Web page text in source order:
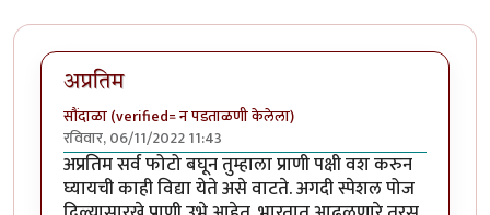
अप्रतिम
सौंदाळा (verified= न पडताळणी केलेला)
रविवार, 06/11/2022 11:43
अप्रतिम सर्व फोटो बघून तुम्हाला प्राणी पक्षी वश करुन
घ्यायची काही विद्या येते असे वाटते. अगदी स्पेशल पोज